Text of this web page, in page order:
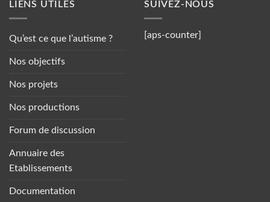
LIENS UTILES
Qu’est ce que l’autisme ?
Nos objectifs
Nos projets
Nos productions
Forum de discussion
Annuaire des
Etablissements
Documentation
SUIVEZ-NOUS
[aps-counter]